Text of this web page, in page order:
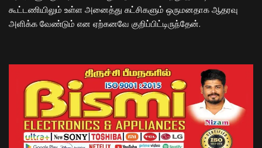
கூட்டணியிலும் உள்ள அனைத்து கட்சிகளும் ஒருமனதாக ஆதரவு
அளிக்க வேண்டும் என ஏற்கனவே குறிப்பிட்டிருந்தேன்.